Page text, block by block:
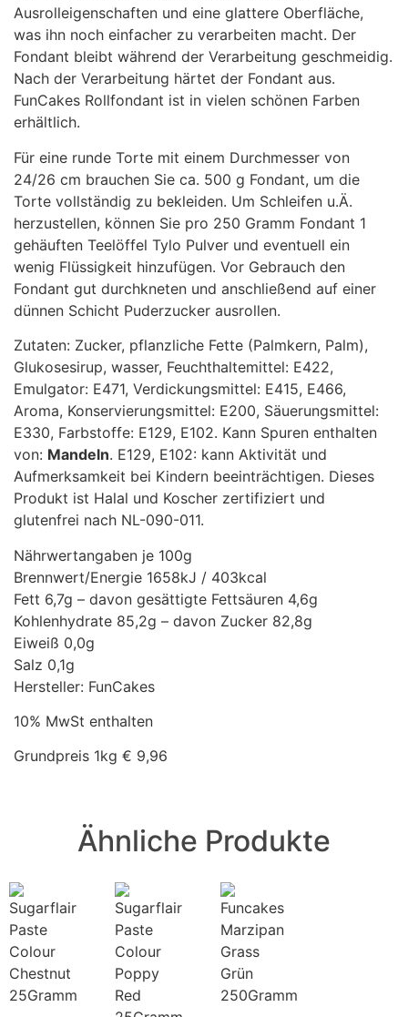
Ausrolleigenschaften und eine glattere Oberfläche,
was ihn noch einfacher zu verarbeiten macht. Der
Fondant bleibt während der Verarbeitung geschmeidig.
Nach der Verarbeitung härtet der Fondant aus.
FunCakes Rollfondant ist in vielen schönen Farben
erhältlich.
Für eine runde Torte mit einem Durchmesser von
24/26 cm brauchen Sie ca. 500 g Fondant, um die
Torte vollständig zu bekleiden. Um Schleifen u.Ä.
herzustellen, können Sie pro 250 Gramm Fondant 1
gehäuften Teelöffel Tylo Pulver und eventuell ein
wenig Flüssigkeit hinzufügen. Vor Gebrauch den
Fondant gut durchkneten und anschließend auf einer
dünnen Schicht Puderzucker ausrollen.
Zutaten: Zucker, pflanzliche Fette (Palmkern, Palm),
Glukosesirup, wasser, Feuchthaltemittel: E422,
Emulgator: E471, Verdickungsmittel: E415, E466,
Aroma, Konservierungsmittel: E200, Säuerungsmittel:
E330, Farbstoffe: E129, E102. Kann Spuren enthalten
von: Mandeln. E129, E102: kann Aktivität und
Aufmerksamkeit bei Kindern beeinträchtigen. Dieses
Produkt ist Halal und Koscher zertifiziert und
glutenfrei nach NL-090-011.
Nährwertangaben je 100g
Brennwert/Energie 1658kJ / 403kcal
Fett 6,7g – davon gesättigte Fettsäuren 4,6g
Kohlenhydrate 85,2g – davon Zucker 82,8g
Eiweiß 0,0g
Salz 0,1g
Hersteller: FunCakes
10% MwSt enthalten
Grundpreis 1kg € 9,96
Ähnliche Produkte